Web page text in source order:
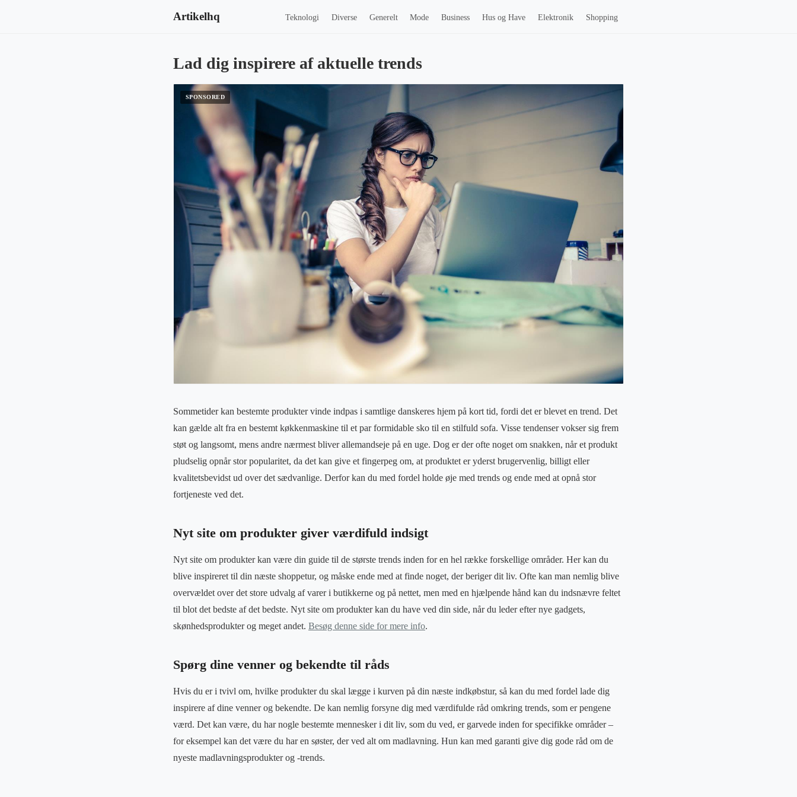
Artikelhq Teknologi Diverse Generelt Mode Business Hus og Have Elektronik Shopping
Lad dig inspirere af aktuelle trends
Sommetider kan bestemte produkter vinde indpas i samtlige danskeres hjem på kort tid, fordi det er blevet en trend. Det
kan gælde alt fra en bestemt køkkenmaskine til et par formidable sko til en stilfuld sofa. Visse tendenser vokser sig frem
støt og langsomt, mens andre nærmest bliver allemandseje på en uge. Dog er der ofte noget om snakken, når et produkt
pludselig opnår stor popularitet, da det kan give et fingerpeg om, at produktet er yderst brugervenlig, billigt eller
kvalitetsbevidst ud over det sædvanlige. Derfor kan du med fordel holde øje med trends og ende med at opnå stor
fortjeneste ved det.
Nyt site om produkter giver værdifuld indsigt
Nyt site om produkter kan være din guide til de største trends inden for en hel række forskellige områder. Her kan du
blive inspireret til din næste shoppetur, og måske ende med at finde noget, der beriger dit liv. Ofte kan man nemlig blive
overvældet over det store udvalg af varer i butikkerne og på nettet, men med en hjælpende hånd kan du indsnævre feltet
til blot det bedste af det bedste. Nyt site om produkter kan du have ved din side, når du leder efter nye gadgets,
skønhedsprodukter og meget andet. Besøg denne side for mere info.
Spørg dine venner og bekendte til råds
Hvis du er i tvivl om, hvilke produkter du skal lægge i kurven på din næste indkøbstur, så kan du med fordel lade dig
inspirere af dine venner og bekendte. De kan nemlig forsyne dig med værdifulde råd omkring trends, som er pengene
værd. Det kan være, du har nogle bestemte mennesker i dit liv, som du ved, er garvede inden for specifikke områder –
for eksempel kan det være du har en søster, der ved alt om madlavning. Hun kan med garanti give dig gode råd om de
nyeste madlavningsprodukter og -trends.